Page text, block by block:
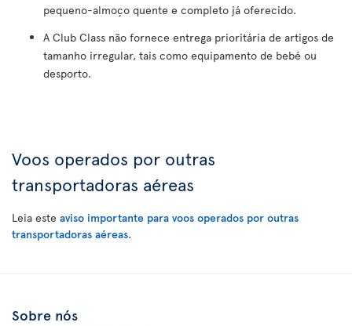
pequeno-almoço quente e completo já oferecido.
A Club Class não fornece entrega prioritária de artigos de
tamanho irregular, tais como equipamento de bebé ou
desporto.
Voos operados por outras
transportadoras aéreas
Leia este aviso importante para voos operados por outras
transportadoras aéreas.
Sobre nós